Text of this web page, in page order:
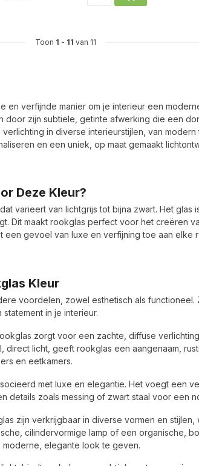
Toon 1 - 11 van 11
en verfijnde manier om je interieur een
door zijn subtiele, getinte afwerking die een
in diverse interieurstijlen, van
en een uniek, op maat gemaakt
Deze Kleur?
varieert van lichtgrijs tot bijna zwart. Het glas
Dit maakt rookglas perfect voor het creëren
gevoel van luxe en verfijning toe aan elke
Kleur
voordelen, zowel esthetisch als functioneel.
in je interieur.
zorgt voor een zachte, diffuse
direct licht, geeft rookglas een aangenaam,
en eetkamers.
met luxe en elegantie. Het voegt een
details zoals messing of zwart staal voor een
zijn verkrijgbaar in diverse vormen en
cilindervormige lamp of een organische,
elegante look te geven.